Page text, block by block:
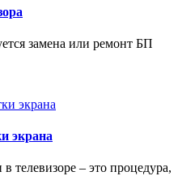
замена или ремонт БП
экрана
телевизоре – это процедура,